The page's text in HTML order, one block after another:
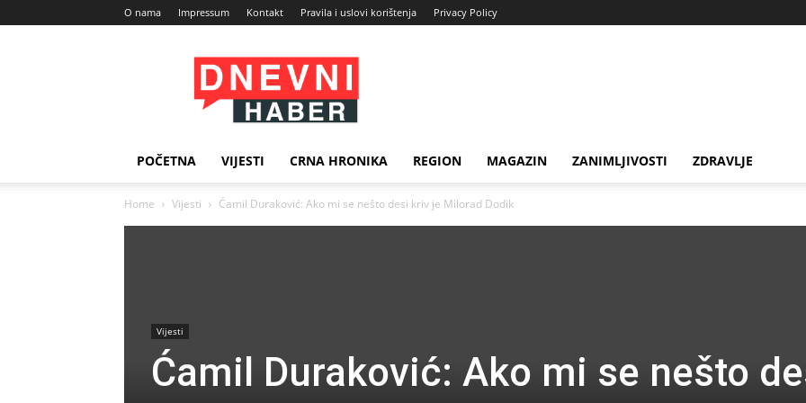
O nama Impressum Kontakt Pravila i uslovi korištenja Privacy Policy
Dnevni
Haber
POČETNA VIJESTI CRNA HRONIKA REGION MAGAZIN ZANIMLJIVOSTI ZDRAVLJE
Home Vijesti Ćamil Duraković: Ako mi se nešto desi kriv je Milorad Dodik
Vijesti
Ćamil Duraković: Ako mi se nešto